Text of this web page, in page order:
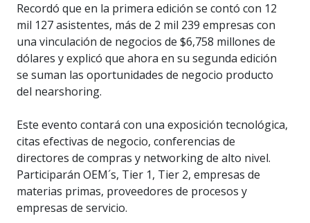
Recordó que en la primera edición se contó con 12
mil 127 asistentes, más de 2 mil 239 empresas con
una vinculación de negocios de $6,758 millones de
dólares y explicó que ahora en su segunda edición
se suman las oportunidades de negocio producto
del nearshoring.
Este evento contará con una exposición tecnológica,
citas efectivas de negocio, conferencias de
directores de compras y networking de alto nivel.
Participarán OEM´s, Tier 1, Tier 2, empresas de
materias primas, proveedores de procesos y
empresas de servicio.